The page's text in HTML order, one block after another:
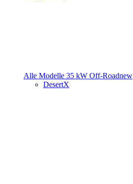
Alle Modelle 35 kW Off-Roadnew
DesertX